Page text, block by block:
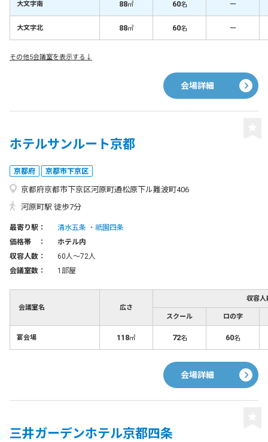
大文字南 88㎡ 60名 －
大文字北 88㎡ 60名 －
その他5会議室を表示する↓
会場詳細
ホテルサンルート京都
京都府 京都市下京区
京都府京都市下京区河原町通松原下ル難波町406
河原町駅 徒歩7分
最寄り駅： 清水五条
祇園四条
価格帯 ：
ホテル内
収容人数：
60人〜72人
会議室数：
1部屋
会議室名 広さ
収容人
スクール ロの字
宴会場 118㎡ 72名 60名
会場詳細
三井ガーデンホテル京都四条